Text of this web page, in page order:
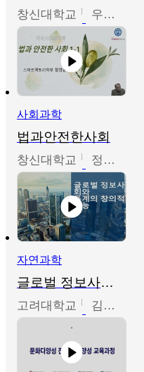
창신대학교 우미옥,오윤경,박선이
사회과학
법과안전한사회
창신대학교 정연균
자연과학
글로벌 정보사회와 통계의 창의적 기능
고려대학교 김희영